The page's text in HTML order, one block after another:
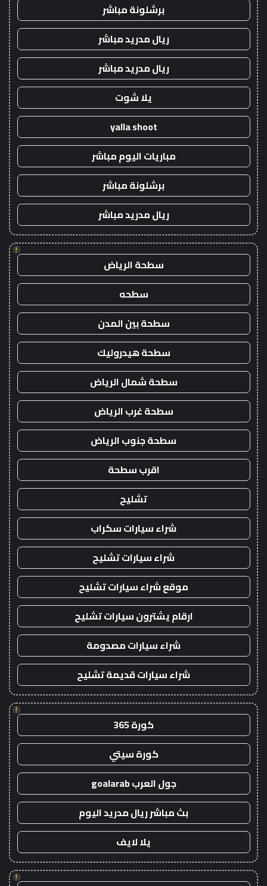
برشلونة مباشر
ريال مدريد مباشر
ريال مدريد مباشر
يلا شوت
yalla shoot
مباريات اليوم مباشر
برشلونة مباشر
ريال مدريد مباشر
!
سطحة الرياض
سطحه
سطحة بين المدن
سطحة هيدروليك
سطحة شمال الرياض
سطحة غرب الرياض
سطحة جنوب الرياض
اقرب سطحة
تشليح
شراء سيارات سكراب
شراء سيارات تشليح
موقع شراء سيارات تشليح
ارقام يشترون سيارات تشليح
شراء سيارات مصدومة
شراء سيارات قديمة تشليح
!
كورة 365
كورة سيتي
جول العرب goalarab
بث مباشر ريال مدريد اليوم
يلا لايف
!